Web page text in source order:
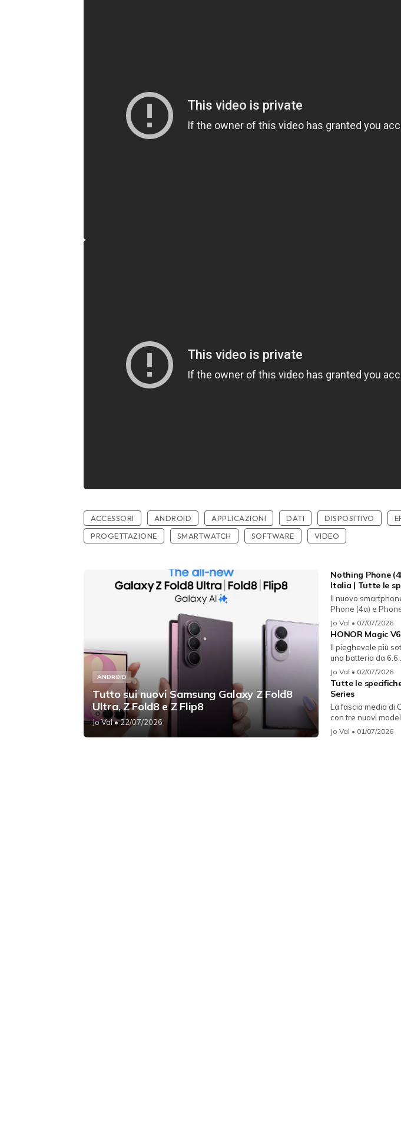
ACCESSORI ANDROID APPLICAZIONI DATI DISPOSITIVO
PROGETTAZIONE
SMARTWATCH SOFTWARE VIDEO
ANDROID
Tutto sui nuovi Samsung Galaxy Z Fold8
Ultra, Z Fold8 e Z Flip8
Jo Val• 22/07/2026
Nothing Phone
Italia | Tutte le
Il nuovo
Phone (4a) e
Jo Val • 07/07/2026
HONOR Magic
Il pieghevole più
una batteria da 6.6...
Jo Val • 02/07/2026
Tutte le
Series
La fascia media di
con tre nuovi
Jo Val • 01/07/2026